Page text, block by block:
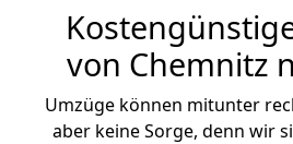
von Chemnitz
Umzüge können mitunter
aber keine Sorge, denn wir